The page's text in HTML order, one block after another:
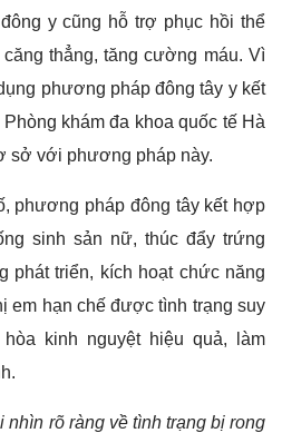
y cũng hỗ trợ phục hồi thể
thẳng, tăng cường máu. Vì
phương pháp đông tây y kết
khám đa khoa quốc tế Hà
sở với phương pháp này.
phương pháp đông tây kết hợp
sinh sản nữ, thúc đẩy trứng
phát triển, kích hoạt chức năng
em hạn chế được tình trạng suy
kinh nguyệt hiệu quả, làm
nhìn rõ ràng về tình trạng bị rong